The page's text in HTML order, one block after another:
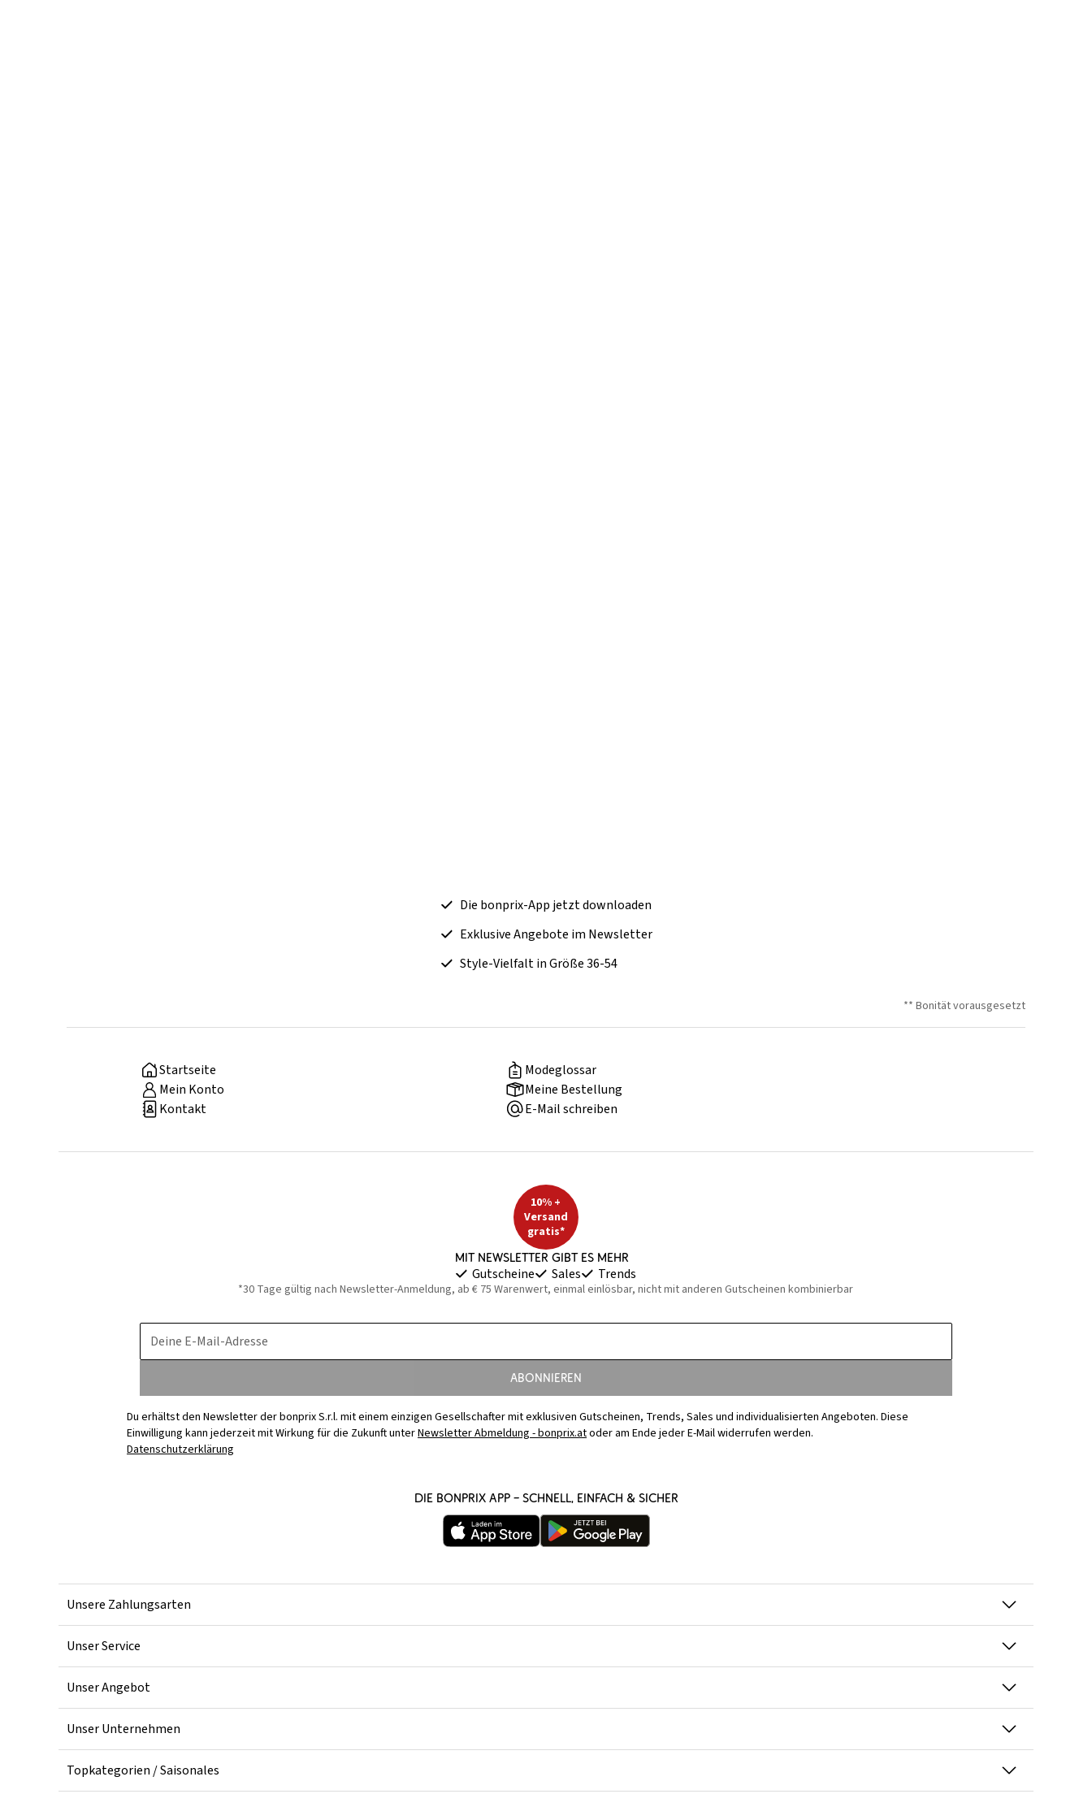
Die bonprix-App jetzt downloaden
Exklusive Angebote im Newsletter
Style-Vielfalt in Größe 36-54
** Bonität vorausgesetzt
Startseite
Modeglossar
Mein Konto
Meine Bestellung
Kontakt
E-Mail schreiben
10% +
Versand
gratis*
Mit Newsletter gibt es mehr
Gutscheine Sales Trends
*30 Tage gültig nach Newsletter-Anmeldung, ab € 75 Warenwert, einmal einlösbar, nicht mit anderen Gutscheinen kombinierbar
Deine E-Mail-Adresse
Abonnieren
Du erhältst den Newsletter der bonprix S.r.l. mit einem einzigen Gesellschafter mit exklusiven Gutscheinen, Trends, Sales und individualisierten Angeboten. Diese
Einwilligung kann jederzeit mit Wirkung für die Zukunft unterNewsletter Abmeldung - bonprix.atoder am Ende jeder E-Mail widerrufen werden.
Datenschutzerklärung
Die bonprix App – schnell, einfach & sicher
Unsere Zahlungsarten
Unser Service
Unser Angebot
Unser Unternehmen
Topkategorien / Saisonales